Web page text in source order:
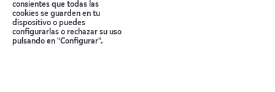
aeropuerto de Manaus con destino Río de
Janeiro. Recepción y asistencia en el aeropuerto.
Traslado al hotel. Resto del día libre.
Reserva tu cita
consientes que todas las
cookies se guarden en tu
dispositivo o puedes
configurarlas o rechazar su uso
pulsando en "Configurar".